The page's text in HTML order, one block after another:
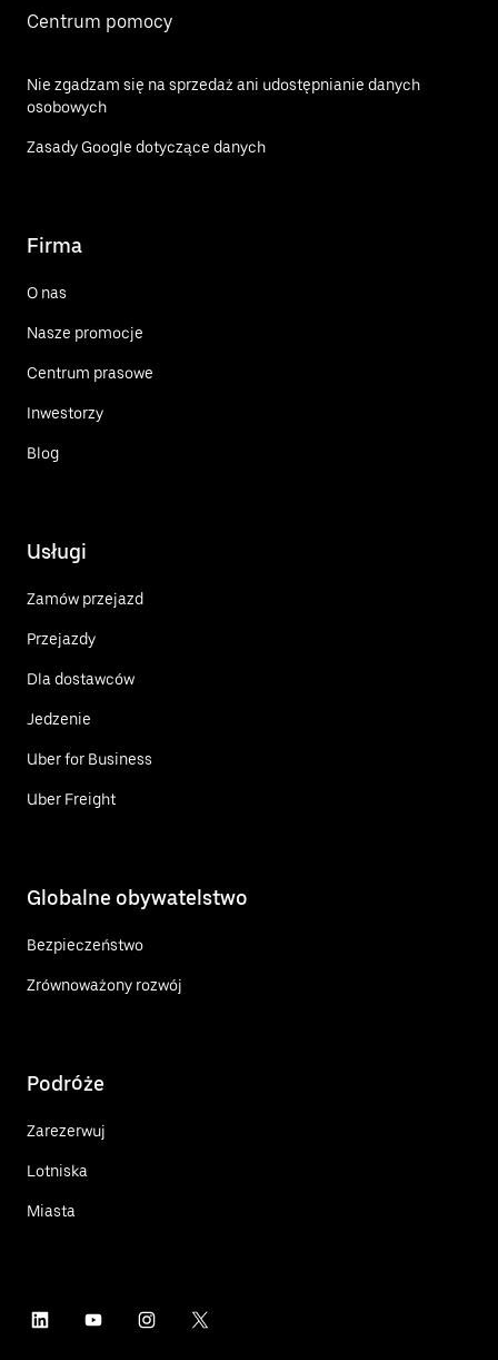
Centrum pomocy
Nie zgadzam się na sprzedaż ani udostępnianie danych
osobowych
Zasady Google dotyczące danych
Firma
O nas
Nasze promocje
Centrum prasowe
Inwestorzy
Blog
Usługi
Zamów przejazd
Przejazdy
Dla dostawców
Jedzenie
Uber for Business
Uber Freight
Globalne obywatelstwo
Bezpieczeństwo
Zrównoważony rozwój
Podróże
Zarezerwuj
Lotniska
Miasta